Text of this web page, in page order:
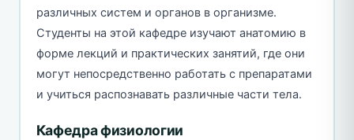
различных систем и органов в организме.
Студенты на этой кафедре изучают анатомию в
форме лекций и практических занятий, где они
могут непосредственно работать с препаратами
и учиться распознавать различные части тела.
Кафедра физиологии